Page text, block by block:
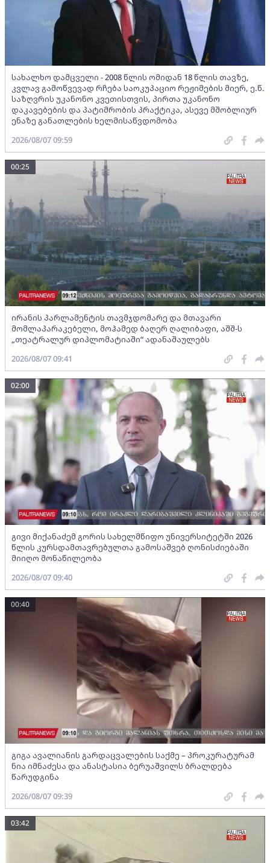
სახალხო დამცველი - 2008 წლის ომიდან 18 წლის თავზე,
კვლავ გამოწვევად რჩება საოკუპაციო რეჟიმების მიერ, ე.წ.
საზღვრის უკანონო კვეთისთვის, პირთა უკანონო
დაკავებების და პატიმრობის პრაქტიკა, ასევე მშობლიურ
ენაზე განათლების ხელმისაწვდომობა
2026/08/07 09:59
ირანის პარლამენტის თავმჯდომარე და მთავარი
მომლაპარაკებელი, მოჰამედ ბაღერ ღალიბაფი, აშშ-ს
„თეატრალურ დიპლომატიაში“ ადანაშაულებს
00:25
2026/08/07 09:41
გივი მიქანაძემ გორის სახელმწიფო უნივერსიტეტში 2026
წლის კურსდამთავრებულთა გამოსაშვებ ღონისძიებაში
მიიღო მონაწილეობა
02:00
2026/08/07 09:40
გიგა ავალიანის გარდაცვალების საქმე – პროკურატურამ
ნია იმნაძესა და ანასტასია ბერუაშვილს ბრალდება
წარუდგინა
00:40
2026/08/07 09:39
03:42